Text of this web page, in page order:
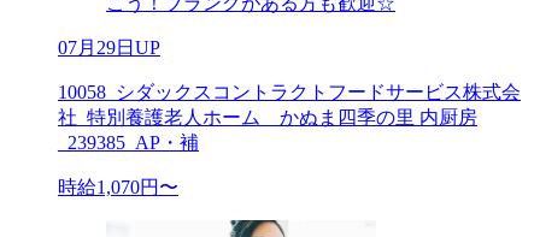
07月29日UP
10058_シダックスコントラクトフードサービス株式会
社_特別養護老人ホーム かぬま四季の里 内厨房
_239385_AP・補
時給1,070円〜